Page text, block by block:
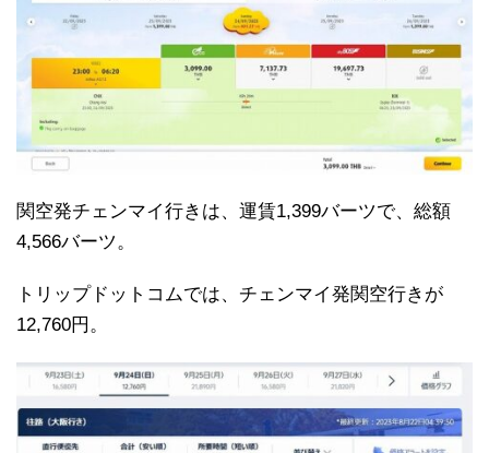
関空発チェンマイ行きは、運賃1,399バーツで、総額
4,566バーツ。
トリップドットコムでは、チェンマイ発関空行きが
12,760円。